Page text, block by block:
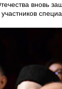
вновь